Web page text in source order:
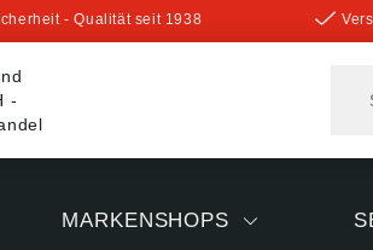
- Qualität seit 1938
MARKENSHOPS